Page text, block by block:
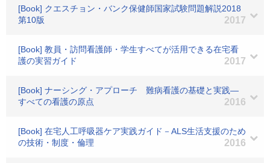
[Book] クエスチョン・バンク保健師国家試験問題解説2018
第10版
2017
[Book] 教員・訪問看護師・学生すべてが活用できる在宅看
護の実習ガイド
2017
[Book] ナーシング・アプローチ 難病看護の基礎と実践―
すべての看護の原点
2016
[Book] 在宅人工呼吸器ケア実践ガイド－ALS生活支援のため
の技術・制度・倫理
2016